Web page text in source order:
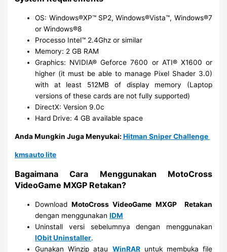
OS: Windows®XP™ SP2, Windows®Vista™, Windows®7
or Windows®8
Processo Intel™ 2.4Ghz or similar
Memory: 2 GB RAM
Graphics: NVIDIA® Geforce 7600 or ATI® X1600 or
higher (it must be able to manage Pixel Shader 3.0)
with at least 512MB of display memory (Laptop
versions of these cards are not fully supported)
DirectX: Version 9.0c
Hard Drive: 4 GB available space
Anda Mungkin Juga Menyukai:Hitman Sniper Challenge
kmsauto lite
Bagaimana Cara Menggunakan MotoCross
VideoGame MXGP Retakan?
DownloadMotoCross VideoGame MXGP
Retakan
dengan menggunakanIDM
Uninstall versi sebelumnya dengan menggunakan
IObit Uninstaller.
Gunakan Winzip atau WinRARuntuk membuka file